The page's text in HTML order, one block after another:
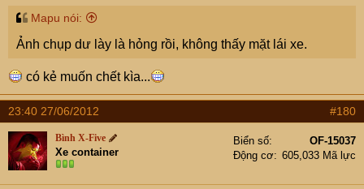
Mapu nói:
Ảnh chụp dư lày là hỏng rồi, không thấy mặt lái xe.
có kẻ muốn chết kìa...
23:40 27/06/2012 #180
Bình X-Five
Xe container
Biển số
OF-15037
Động cơ
605,033 Mã lực